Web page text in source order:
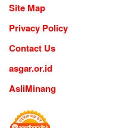
Site Map
Privacy Policy
Contact Us
asgar.or.id
AsliMinang